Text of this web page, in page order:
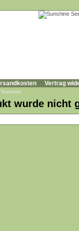
Vertrag
Startseite
wurde nicht